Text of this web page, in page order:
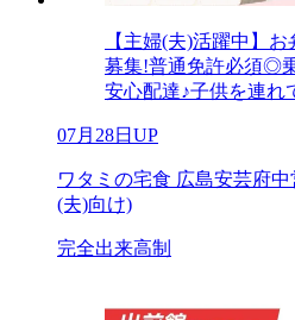
【主婦(夫)活躍中】
募集!普通免許必須◎
安心配達♪子供を連れ
07月28日UP
ワタミの宅食 広島安芸府
(夫)向け)
完全出来高制